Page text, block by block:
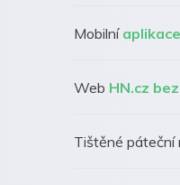
Mobilní
Web HN.cz
Tištěné páteční